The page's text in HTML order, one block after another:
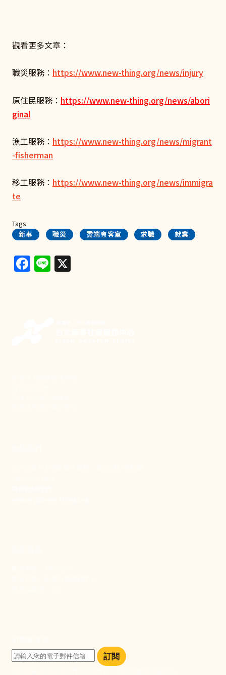
觀看更多文章：
職災服務： https://www.new-thing.org/news/injury
原住民服務： https://www.new-thing.org/news/abori
ginal
漁工服務： https://www.new-thing.org/news/migrant
-fisherman
移工服務： https://www.new-thing.org/news/immigra
te
Tags
新事
職災 雲端會客室 求職 就業
Facebook
Line
訂閱